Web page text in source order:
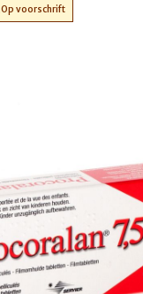
Op voorschrift